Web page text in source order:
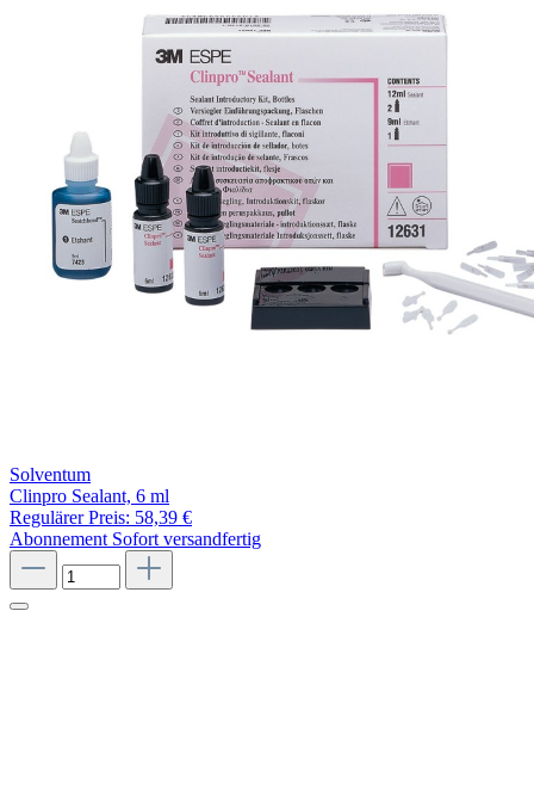
Solventum
Clinpro Sealant, 6 ml
Regulärer Preis: 58,39 €
Abonnement Sofort versandfertig